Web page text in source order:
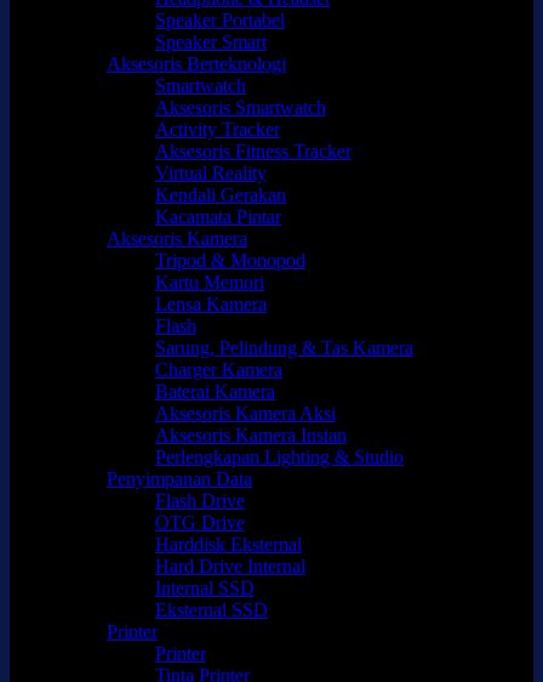
Speaker Portabel
Speaker Smart
Aksesoris Berteknologi
Smartwatch
Aksesoris Smartwatch
Activity Tracker
Aksesoris Fitness Tracker
Virtual Reality
Kendali Gerakan
Kacamata Pintar
Aksesoris Kamera
Tripod & Monopod
Kartu Memori
Lensa Kamera
Flash
Sarung, Pelindung & Tas Kamera
Charger Kamera
Baterai Kamera
Aksesoris Kamera Aksi
Aksesoris Kamera Instan
Perlengkapan Lighting & Studio
Penyimpanan Data
Flash Drive
OTG Drive
Harddisk Eksternal
Hard Drive Internal
Internal SSD
Eksternal SSD
Printer
Printer
Tinta Printer